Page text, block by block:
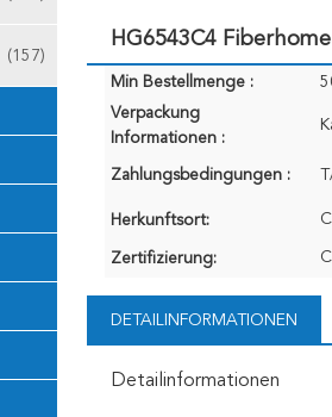
(157)
HG6543C4
Min Bestellmenge :
Verpackung
Informationen :
Zahlungsbedingungen :
Herkunftsort:
Zertifizierung:
DETAILINFORMATIONEN
Detailinformationen